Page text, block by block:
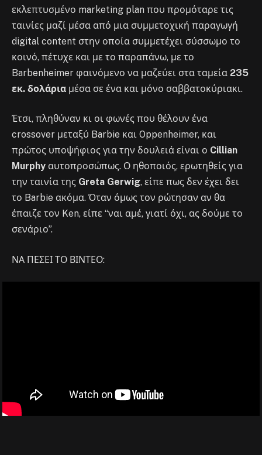
εκλεπτυσμένο marketing plan που προμόταρε τις
ταινίες μαζί μέσα από μια συμμετοχική παραγωγή
digital content στην οποία συμμετέχει σύσσωμο το
κοινό, πέτυχε και με το παραπάνω, με το
Barbenheimer φαινόμενο να μαζεύει στα ταμεία 235
εκ. δολάρια μέσα σε ένα και μόνο σαββατοκύριακι.
Έτσι, πληθύναν κι οι φωνές που θέλουν ένα
crossover μεταξύ Barbie και Oppenheimer, και
πρώτος υποψήφιος για την δουλειά είναι ο Cillian
Murphy αυτοπροσώπως. Ο ηθοποιός, ερωτηθείς για
την ταινία της Greta Gerwig, είπε πως δεν έχει δει
το Barbie ακόμα. Όταν όμως τον ρώτησαν αν θα
έπαιζε τον Ken, είπε “ναι αμέ, γιατί όχι, ας δούμε το
σενάριο”.
ΝΑ ΠΕΣΕΙ ΤΟ ΒΙΝΤΕΟ: